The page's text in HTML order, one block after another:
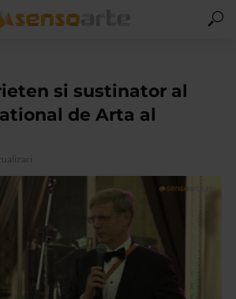
si sustinator al
de Arta al